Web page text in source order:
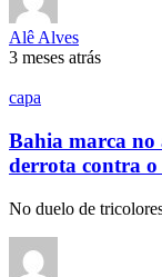
Alê Alves
3 meses atrás
capa
Bahia marca no
derrota contra o
No duelo de